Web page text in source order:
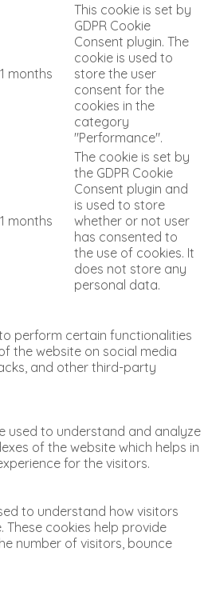
months
This cookie is set by
GDPR Cookie
Consent plugin. The
cookie is used to
store the user
consent for the
cookies in the
category
"Performance".
months
The cookie is set by
the GDPR Cookie
Consent plugin and
is used to store
whether or not user
has consented to
the use of cookies. It
does not store any
personal data.
perform certain functionalities
the website on social media
and other third-party
used to understand and analyze
of the website which helps in
for the visitors.
to understand how visitors
These cookies help provide
number of visitors, bounce